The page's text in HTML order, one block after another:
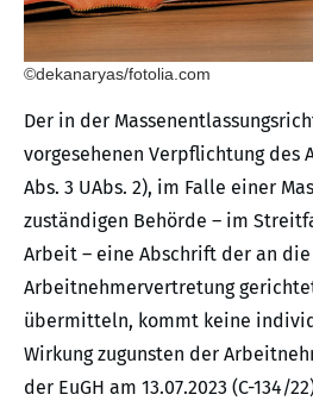
©dekanaryas/fotolia.com
Der in der
vorgesehenen Verpflichtung des
Abs. 3 UAbs. 2), im Falle einer
zuständigen Behörde – im
Arbeit – eine Abschrift der an die
Arbeitnehmervertretung
übermitteln, kommt keine
Wirkung zugunsten der
der EuGH am 13.07.2023 (C-134/